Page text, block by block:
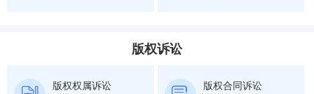
版权诉讼
版权权属诉讼
版权合同诉讼